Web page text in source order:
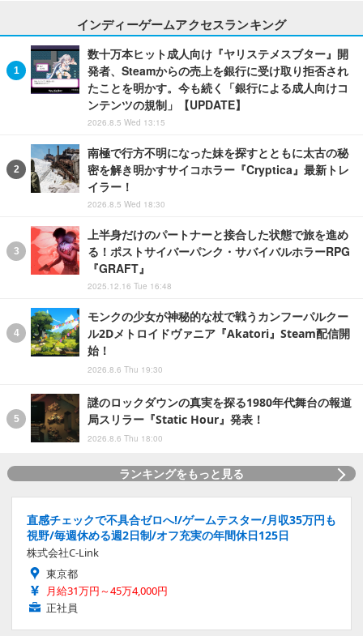
インディーゲームアクセスランキング
数十万本ヒット成人向け『ヤリステメスブター』開
発者、Steamからの売上を銀行に受け取り拒否され
たことを明かす。今も続く「銀行による成人向けコ
ンテンツの規制」【UPDATE】
2026.8.5 Wed 13:15
南極で行方不明になった妹を探すとともに太古の秘
密を解き明かすサイコホラー『Cryptica』最新トレ
イラー！
2026.8.5 Wed 18:30
上半身だけのパートナーと接合した状態で旅を進め
る！ポストサイバーパンク・サバイバルホラーRPG
『GRAFT』
2025.12.16 Tue 16:48
モンクの少女が神秘的な杖で戦うカンフーパルクー
ル2Dメトロイドヴァニア『Akatori』Steam配信開
始！
2026.8.6 Thu 19:30
謎のロックダウンの真実を探る1980年代舞台の報道
局スリラー『Static Hour』発表！
2026.8.6 Thu 18:00
ランキングをもっと見る
直感チェックで不具合ゼロへ!/ゲームテスター/月収35万円も
視野/毎週休める週2日制/オフ充実の年間休日125日
株式会社C-Link
東京都
月給31万円～45万4,000円
正社員